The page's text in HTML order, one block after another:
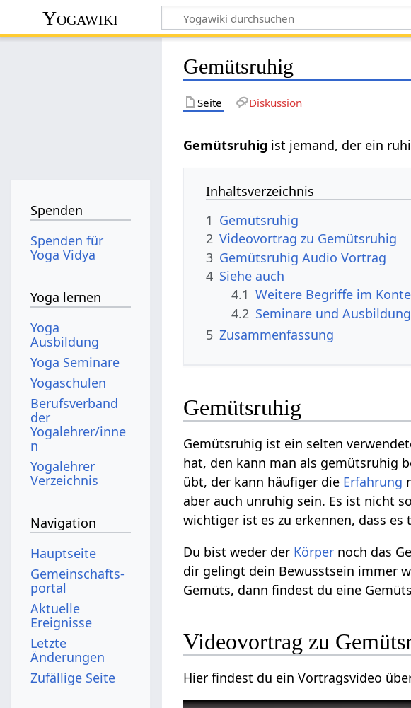
Yogawiki
Gemütsruhig
Seite Diskussion
ist jemand, der ein
Inhaltsverzeichnis
1 Gemütsruhig
2
3
Gemütsruhig‏‎ Audio Vortrag
4 Siehe auch
4.1
4.2 Seminare und
5 Zusammenfassung
Gemütsruhig
Gemütsruhig ist ein selten
hat, den kann man als gemütsruhig
übt, der kann häufiger die Erfahrung
aber auch unruhig sein. Es ist nicht
wichtiger ist es zu erkennen, dass
Du bist weder der Körper noch das
dir gelingt dein Bewusstsein immer
Gemüts, dann findest du eine
Spenden
Spenden für
Yoga Vidya
Yoga lernen
Yoga
Ausbildung
Yoga Seminare
Yogaschulen
Berufsverband
der
Yogalehrer/inne
n
Yogalehrer
Verzeichnis
Navigation
Hauptseite
Gemeinschafts­
portal
Aktuelle
Ereignisse
Letzte
Änderungen
Zufällige Seite